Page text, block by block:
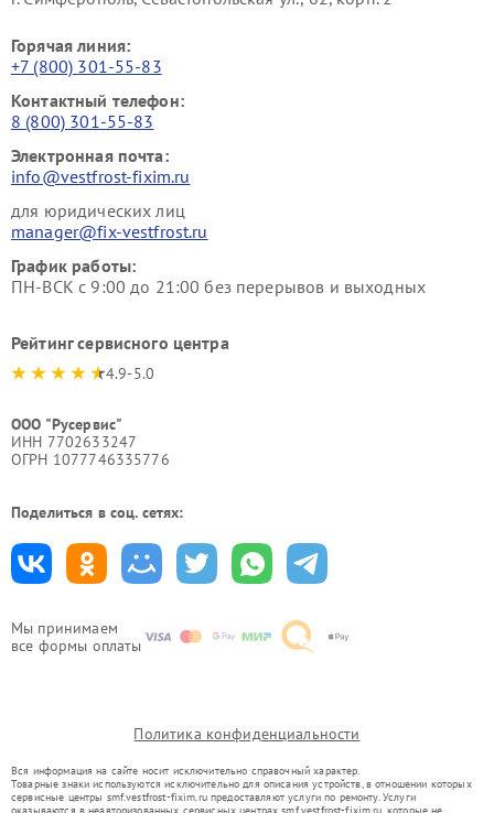
Мы принимаем
все формы оплаты
Горячая линия:
+7 (800) 301-55-83
Контактный телефон:
8 (800) 301-55-83
Электронная почта:
info@vestfrost-fixim.ru
для юридических лиц
manager@fix-vestfrost.ru
График работы:
ПН-ВСК с 9:00 до 21:00 без перерывов и выходных
Рейтинг сервисного центра
4.9-5.0
ООО "Русервис"
ИНН 7702633247
ОГРН 1077746335776
Поделиться в соц. сетях:
Политика конфиденциальности
Вся информация на сайте носит исключительно справочный характер.
Товарные знаки используются исключительно для описания устройств, в отношении которых
сервисные центры smf.vestfrost-fixim.ru предоставляют услуги по ремонту. Услуги
оказываются в неавторизованных сервисных центрах smf.vestfrost-fixim.ru, которые не